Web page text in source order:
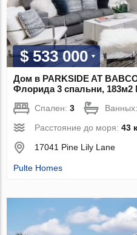
$ 533 000
Дом в PARKSIDE AT
Флорида 3 спальни, 183м2
Спален:3
Расстояние до моря:43
17041 Pine Lily Lane
Pulte Homes